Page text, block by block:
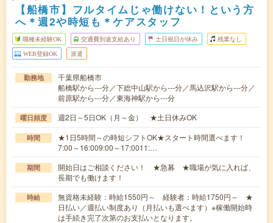
【船橋市】フルタイムじゃ働けない！という方
へ＊週2や時短も＊ケアスタッフ
職種未経験OK 交通費別途支給あり 土日祝日が休み 残業なし
WEB登録OK 派遣
勤務地
千葉県船橋市
船橋駅から---分／下総中山駅から---分／馬込沢駅から---分／
前原駅から---分／東海神駅から---分
曜日頻度 週2日～5日OK（月～金） ★土日休みOK
時間
★1日5時間～の時短シフトOK★スタート時間選べます！
7:00～16:009:00～17:0011:…
期間
開始日はご相談ください！ ★急募 ★職場が気に入れば、
長期でも働けます！
時給
無資格未経験：時給1550円～ 経験者：時給1750円～ ★
日払い／週払い制度あり（月払いも選べます）※稼働開始時
は手続き完了次第のお支払いとなります。